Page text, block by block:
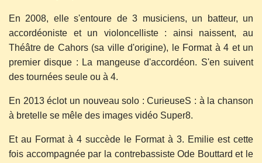
En 2008, elle s'entoure de 3 musiciens, un batteur, un
accordéoniste et un violoncelliste : ainsi naissent, au
Théâtre de Cahors (sa ville d'origine), le Format à 4 et un
premier disque : La mangeuse d'accordéon. S'en suivent
des tournées seule ou à 4.
En 2013 éclot un nouveau solo : CurieuseS : à la chanson
à bretelle se mêle des images vidéo Super8.
Et au Format à 4 succède le Format à 3. Emilie est cette
fois accompagnée par la contrebassiste Ode Bouttard et le